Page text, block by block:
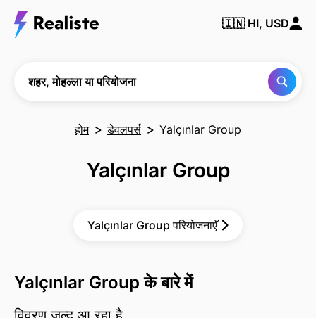
🇮🇳 HI, USD
शहर, मोहल्ला या परियोजना
होम डेवलपर्स Yalçınlar Group
Yalçınlar Group
Yalçınlar Group परियोजनाएँ
Yalçınlar Group के बारे में